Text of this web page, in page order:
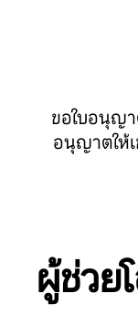
ขอใบอนุญา
อนุญาตให้
ผู้ช่วย